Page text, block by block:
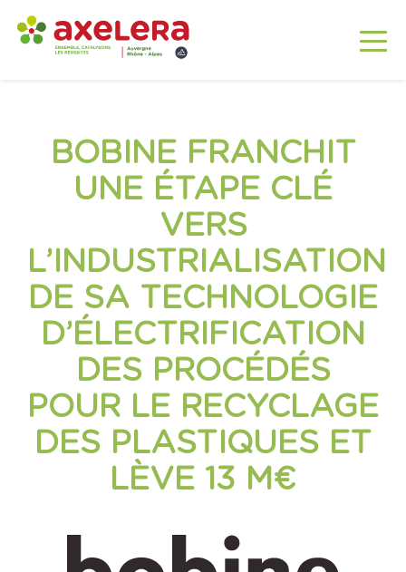
BOBINE FRANCHIT
UNE ÉTAPE CLÉ
VERS
L’INDUSTRIALISATION
DE SA TECHNOLOGIE
D’ÉLECTRIFICATION
DES PROCÉDÉS
POUR LE RECYCLAGE
DES PLASTIQUES ET
LÈVE 13 M€